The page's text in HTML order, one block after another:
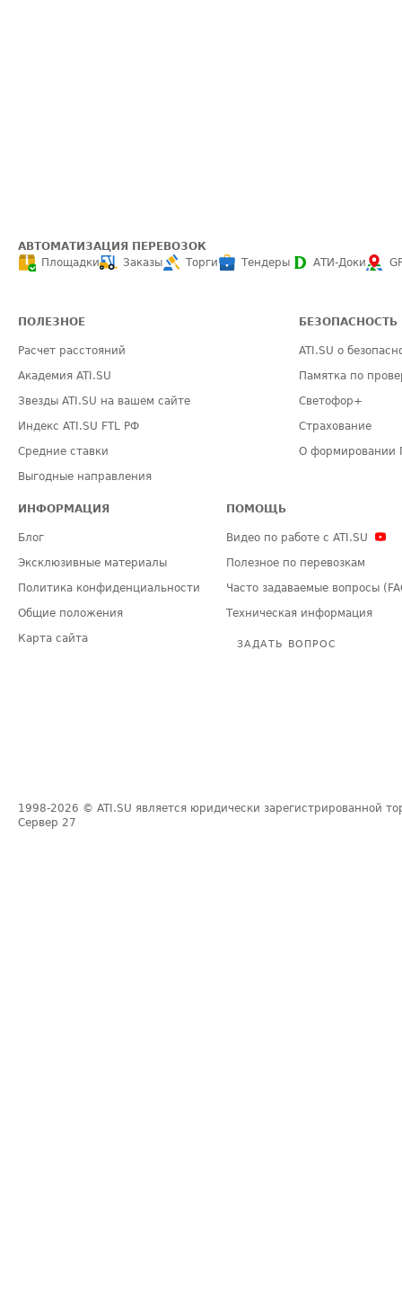
АВТОМАТИЗАЦИЯ ПЕРЕВОЗОК
Площадки
Заказы Торги Тендеры АТИ-Доки
ПОЛЕЗНОЕ
Расчет расстояний
Академия ATI.SU
Звезды ATI.SU на вашем сайте
Индекс ATI.SU FTL РФ
Средние ставки
Выгодные направления
БЕЗОПАСНОСТЬ
ATI.SU о
Памятка по
Светофор+
Страхование
О формировании
ИНФОРМАЦИЯ
Блог
Эксклюзивные материалы
Политика конфиденциальности
Общие положения
Карта сайта
ПОМОЩЬ
Видео по работе с ATI.SU
Полезное по перевозкам
Часто задаваемые вопросы
Техническая информация
ЗАДАТЬ ВОПРОС
1998-2026 © ATI.SU является юридически зарегистрированной
Сервер 27